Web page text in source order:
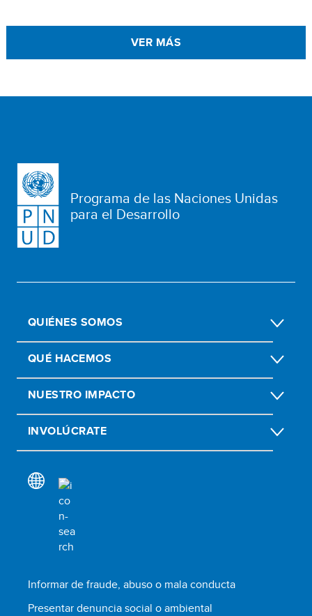
VER MÁS
Programa de las Naciones Unidas
para el Desarrollo
QUIÉNES SOMOS
QUÉ HACEMOS
NUESTRO IMPACTO
INVOLÚCRATE
Informar de fraude, abuso o mala conducta
Presentar denuncia social o ambiental